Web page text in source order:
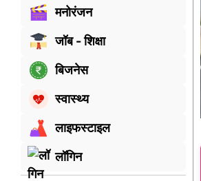
मनोरंजन
जॉब - शिक्षा
बिजनेस
स्वास्थ्य
लाइफस्टाइल
लॉगिन